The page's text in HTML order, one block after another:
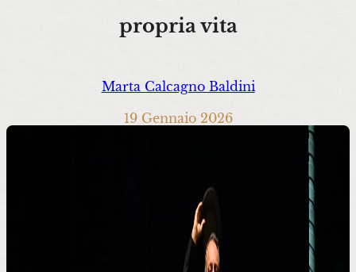
propria vita
Marta Calcagno Baldini
19 Gennaio 2026